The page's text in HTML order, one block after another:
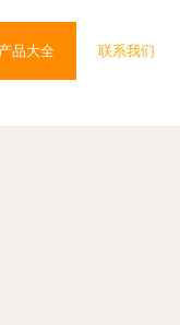
产品大全 联系我们